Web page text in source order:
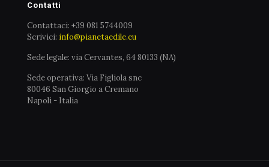
Contatti
Contattaci: +39 081 5744009
Scrivici: info@pianetaedile.eu
Sede legale: via Cervantes, 64 80133 (NA)
Sede operativa: Via Figliola snc
80046 San Giorgio a Cremano
Napoli - Italia